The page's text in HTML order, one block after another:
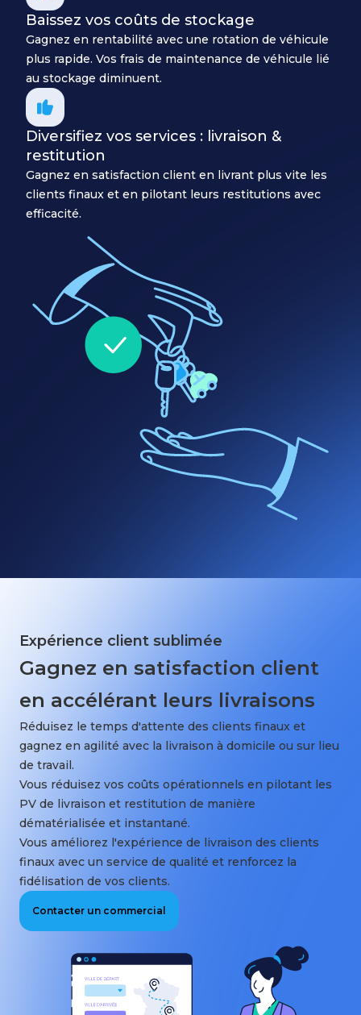
Baissez vos coûts de stockage
Gagnez en rentabilité avec une rotation de véhicule
plus rapide. Vos frais de maintenance de véhicule lié
au stockage diminuent.
Diversifiez vos services : livraison &
restitution
Gagnez en satisfaction client en livrant plus vite les
clients finaux et en pilotant leurs restitutions avec
efficacité.
Expérience client sublimée
Gagnez en satisfaction client
en accélérant leurs livraisons
Réduisez le temps d'attente des clients finaux et
gagnez en agilité avec la livraison à domicile ou sur lieu
de travail.
Vous réduisez vos coûts opérationnels en pilotant les
PV de livraison et restitution de manière
dématérialisée et instantané.
Vous améliorez l'expérience de livraison des clients
finaux avec un service de qualité et renforcez la
fidélisation de vos clients.
Contacter un commercial